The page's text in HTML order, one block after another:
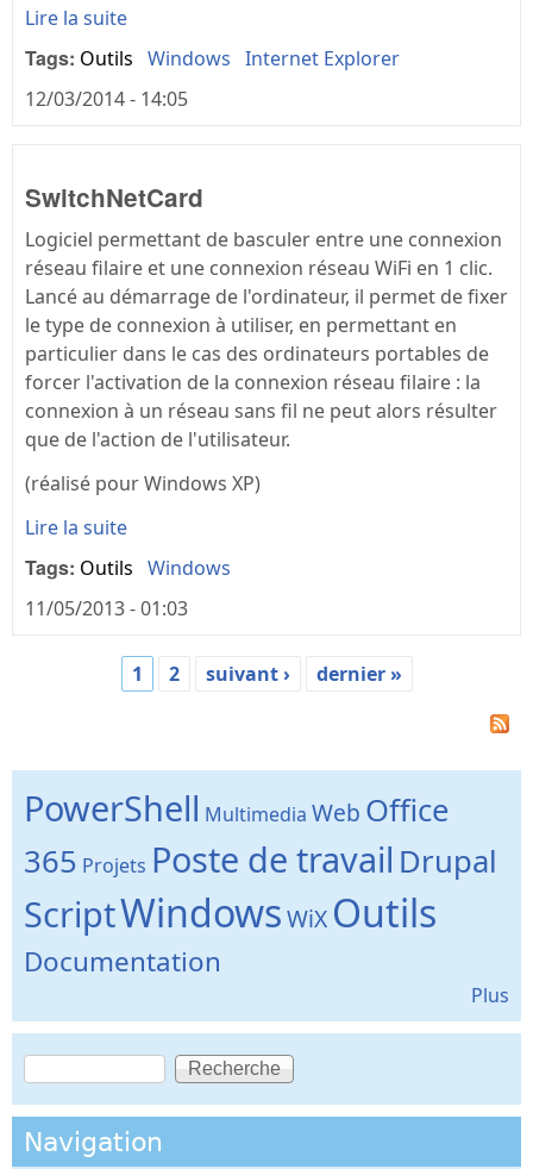
Lire la suite
Tags: Outils Windows Internet Explorer
12/03/2014 - 14:05
SwitchNetCard
Logiciel permettant de basculer entre une connexion
réseau filaire et une connexion réseau WiFi en 1 clic.
Lancé au démarrage de l'ordinateur, il permet de fixer
le type de connexion à utiliser, en permettant en
particulier dans le cas des ordinateurs portables de
forcer l'activation de la connexion réseau filaire : la
connexion à un réseau sans fil ne peut alors résulter
que de l'action de l'utilisateur.
(réalisé pour Windows XP)
Lire la suite
Tags: Outils Windows
11/05/2013 - 01:03
1 2 suivant › dernier »
PowerShell Multimedia Web Office
365 Projets Poste de travail Drupal
ScriptWindowsWiX Outils
Documentation
Plus
Formulaire de recherche
Recherche
Navigation